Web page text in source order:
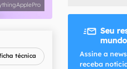
técnica
Seu
Assine a
receba